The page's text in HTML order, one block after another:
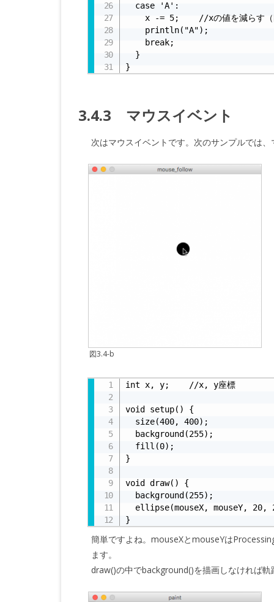
  case 'A':
x -= 5;    //xの値を減らす（
    println("A");
    break;
  }
}
3.4.3 マウスイベント
次はマウスイベントです。次のサンプルでは、
図3.4-b
リスト3.4-cint x, y;    //x, y座標
void setup() {
  size(400, 400);
  background(255);
  fill(0);
}
void draw() {
  background(255);
ellipse(mouseX, mouseY, 20,
}
簡単ですよね。mouseXとmouseYは
ます。
draw()の中でbackground()を描画しなければ軌